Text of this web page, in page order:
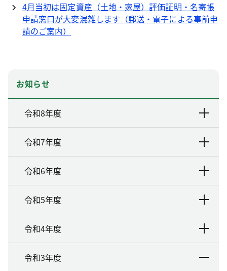
4月当初は固定資産（土地・家屋）評価証明・名寄帳
申請窓口が大変混雑します（郵送・電子による事前申
請のご案内）
お知らせ
令和8年度
令和7年度
令和6年度
令和5年度
令和4年度
令和3年度